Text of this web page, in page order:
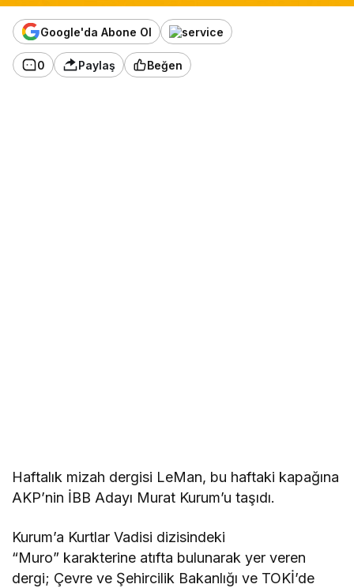
Google'da Abone Ol
0 Paylaş Beğen
Haftalık mizah dergisi LeMan, bu haftaki kapağına
AKP’nin İBB Adayı Murat Kurum’u taşıdı.
Kurum’a Kurtlar Vadisi dizisindeki
“Muro” karakterine atıfta bulunarak yer veren
dergi; Çevre ve Şehircilik Bakanlığı ve TOKİ’de